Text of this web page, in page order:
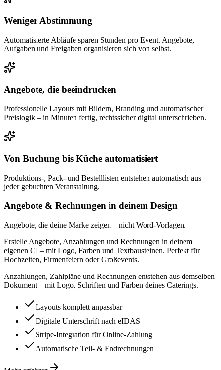
Weniger Abstimmung
Automatisierte Abläufe sparen Stunden pro Event. Angebote,
Aufgaben und Freigaben organisieren sich von selbst.
Angebote, die beeindrucken
Professionelle Layouts mit Bildern, Branding und automatischer
Preislogik – in Minuten fertig, rechtssicher digital unterschrieben.
Von Buchung bis Küche automatisiert
Produktions-, Pack- und Bestelllisten entstehen automatisch aus
jeder gebuchten Veranstaltung.
Angebote & Rechnungen in deinem Design
Angebote, die deine Marke zeigen – nicht Word-Vorlagen.
Erstelle Angebote, Anzahlungen und Rechnungen in deinem
eigenen CI – mit Logo, Farben und Textbausteinen. Perfekt für
Hochzeiten, Firmenfeiern oder Großevents.
Anzahlungen, Zahlpläne und Rechnungen entstehen aus demselben
Dokument – mit Logo, Schriften und Farben deines Caterings.
Layouts komplett anpassbar
Digitale Unterschrift nach eIDAS
Stripe-Integration für Online-Zahlung
Automatische Teil- & Endrechnungen